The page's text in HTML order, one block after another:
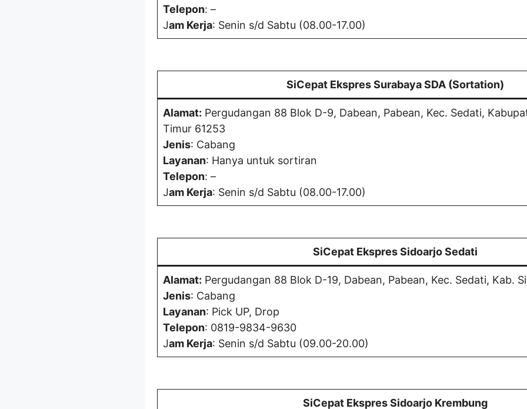
Telepon: –
Jam Kerja: Senin s/d Sabtu (08.00-17.00)
SiCepat Ekspres Surabaya SDA (Sortation)
Alamat: Pergudangan 88 Blok D-9, Dabean, Pabean, Kec. Sedati,
Timur 61253
Jenis: Cabang
Layanan: Hanya untuk sortiran
Telepon: –
Jam Kerja: Senin s/d Sabtu (08.00-17.00)
SiCepat Ekspres Sidoarjo Sedati
Alamat: Pergudangan 88 Blok D-19, Dabean, Pabean, Kec. Sedati, Kab.
Jenis: Cabang
Layanan: Pick UP, Drop
Telepon: 0819-9834-9630
Jam Kerja: Senin s/d Sabtu (09.00-20.00)
SiCepat Ekspres Sidoarjo Krembung